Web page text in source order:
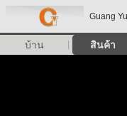
Guang
บ้าน สินค้า